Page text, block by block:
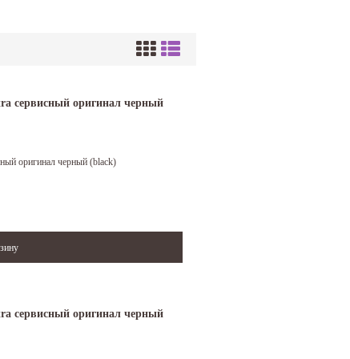
сервисный оригинал черный
оригинал черный (black)
сервисный оригинал черный